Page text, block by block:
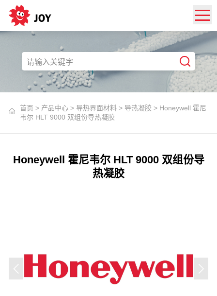
首页 > 产品中心> 导热界面材料> 导热凝胶 > Honeywell 霍尼
韦尔 HLT 9000 双组份导热凝胶
Honeywell 霍尼韦尔 HLT 9000 双组份导
热凝胶